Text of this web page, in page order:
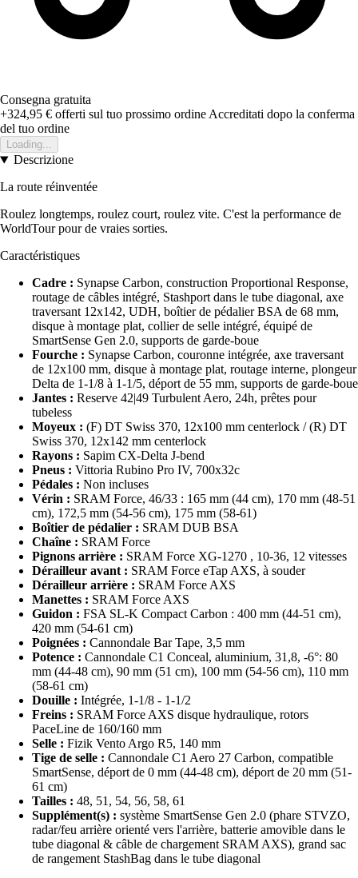
Consegna gratuita
+324,95 € offerti sul tuo prossimo ordine Accreditati dopo la conferma
del tuo ordine
Loading...
Descrizione
La route réinventée
Roulez longtemps, roulez court, roulez vite. C'est la performance de
WorldTour pour de vraies sorties.
Caractéristiques
Cadre : Synapse Carbon, construction Proportional Response,
routage de câbles intégré, Stashport dans le tube diagonal, axe
traversant 12x142, UDH, boîtier de pédalier BSA de 68 mm,
disque à montage plat, collier de selle intégré, équipé de
SmartSense Gen 2.0, supports de garde-boue
Fourche : Synapse Carbon, couronne intégrée, axe traversant
de 12x100 mm, disque à montage plat, routage interne, plongeur
Delta de 1-1/8 à 1-1/5, déport de 55 mm, supports de garde-boue
Jantes : Reserve 42|49 Turbulent Aero, 24h, prêtes pour
tubeless
Moyeux : (F) DT Swiss 370, 12x100 mm centerlock / (R) DT
Swiss 370, 12x142 mm centerlock
Rayons : Sapim CX-Delta J-bend
Pneus : Vittoria Rubino Pro IV, 700x32c
Pédales : Non incluses
Vérin : SRAM Force, 46/33 : 165 mm (44 cm), 170 mm (48-51
cm), 172,5 mm (54-56 cm), 175 mm (58-61)
Boîtier de pédalier : SRAM DUB BSA
Chaîne : SRAM Force
Pignons arrière : SRAM Force XG-1270 , 10-36, 12 vitesses
Dérailleur avant : SRAM Force eTap AXS, à souder
Dérailleur arrière : SRAM Force AXS
Manettes : SRAM Force AXS
Guidon : FSA SL-K Compact Carbon : 400 mm (44-51 cm),
420 mm (54-61 cm)
Poignées : Cannondale Bar Tape, 3,5 mm
Potence : Cannondale C1 Conceal, aluminium, 31,8, -6°: 80
mm (44-48 cm), 90 mm (51 cm), 100 mm (54-56 cm), 110 mm
(58-61 cm)
Douille : Intégrée, 1-1/8 - 1-1/2
Freins : SRAM Force AXS disque hydraulique, rotors
PaceLine de 160/160 mm
Selle : Fizik Vento Argo R5, 140 mm
Tige de selle : Cannondale C1 Aero 27 Carbon, compatible
SmartSense, déport de 0 mm (44-48 cm), déport de 20 mm (51-
61 cm)
Tailles : 48, 51, 54, 56, 58, 61
Supplément(s) : système SmartSense Gen 2.0 (phare STVZO,
radar/feu arrière orienté vers l'arrière, batterie amovible dans le
tube diagonal & câble de chargement SRAM AXS), grand sac
de rangement StashBag dans le tube diagonal